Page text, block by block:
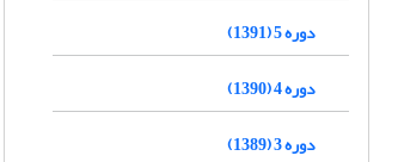
دوره 5 (1391)
دوره 4 (1390)
دوره 3 (1389)